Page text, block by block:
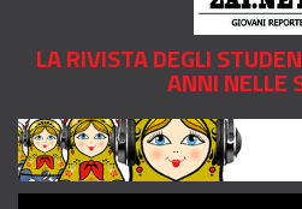
LA RIVISTA DEGLI
ANNI NELLE